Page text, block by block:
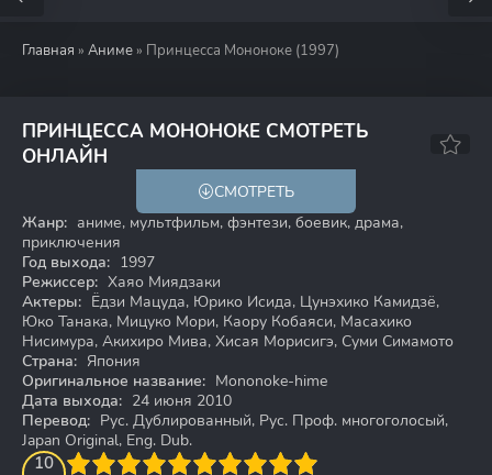
Главная » Аниме » Принцесса Мононоке (1997)
ПРИНЦЕССА МОНОНОКЕ СМОТРЕТЬ
ОНЛАЙН
СМОТРЕТЬ
Жанр: аниме, мультфильм, фэнтези, боевик, драма,
приключения
Год выхода: 1997
Режиссер: Хаяо Миядзаки
Актеры: Ёдзи Мацуда, Юрико Исида, Цунэхико Камидзё,
Юко Танака, Мицуко Мори, Каору Кобаяси, Масахико
Нисимура, Акихиро Мива, Хисая Морисигэ, Суми Симамото
Страна: Япония
Оригинальное название: Mononoke-hime
Дата выхода: 24 июня 2010
Перевод: Рус. Дублированный, Рус. Проф. многоголосый,
Japan Original, Eng. Dub.
10
4 5 6 7 8 9 10